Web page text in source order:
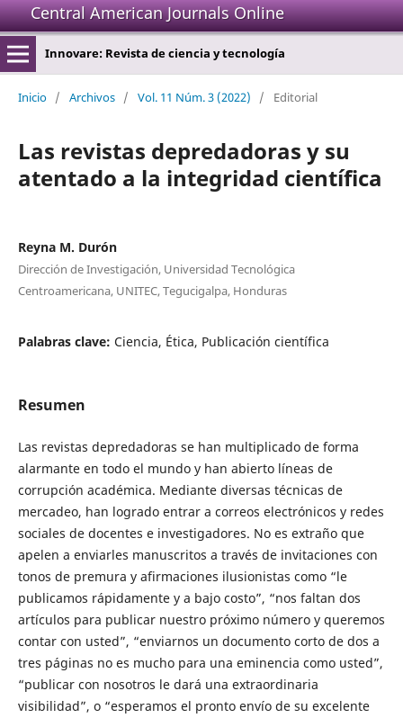
Central American Journals Online
Innovare: Revista de ciencia y tecnología
Inicio / Archivos / Vol. 11 Núm. 3 (2022) / Editorial
Las revistas depredadoras y su
atentado a la integridad científica
Reyna M. Durón
Dirección de Investigación, Universidad Tecnológica
Centroamericana, UNITEC, Tegucigalpa, Honduras
Palabras clave: Ciencia, Ética, Publicación científica
Resumen
Las revistas depredadoras se han multiplicado de forma
alarmante en todo el mundo y han abierto líneas de
corrupción académica. Mediante diversas técnicas de
mercadeo, han logrado entrar a correos electrónicos y redes
sociales de docentes e investigadores. No es extraño que
apelen a enviarles manuscritos a través de invitaciones con
tonos de premura y afirmaciones ilusionistas como “le
publicamos rápidamente y a bajo costo”, “nos faltan dos
artículos para publicar nuestro próximo número y queremos
contar con usted”, “enviarnos un documento corto de dos a
tres páginas no es mucho para una eminencia como usted”,
“publicar con nosotros le dará una extraordinaria
visibilidad”, o “esperamos el pronto envío de su excelente